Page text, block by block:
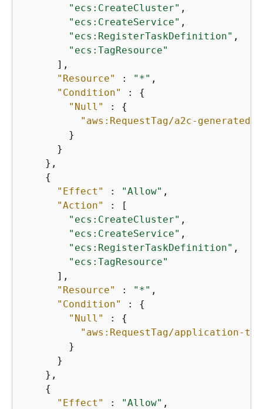
"ecs:CreateCluster" ,
"ecs:CreateService" ,
"ecs:RegisterTaskDefinition" ,
"ecs:TagResource"
      ],
"Resource"
: "*" ,
"Condition"
: {
"Null"
: {
"aws:RequestTag/a2c-generated"
        }
      }
    },
{
"Effect"
: "Allow" ,
"Action"
: [
"ecs:CreateCluster" ,
"ecs:CreateService" ,
"ecs:RegisterTaskDefinition" ,
"ecs:TagResource"
      ],
"Resource"
: "*" ,
"Condition"
: {
"Null"
: {
"aws:RequestTag/application-
        }
      }
    },
{
"Effect"
: "Allow" ,